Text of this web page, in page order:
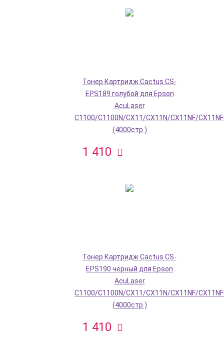
Тонер Картридж Cactus CS-
EPS189 голубой для Epson
AcuLaser
C1100/C1100N/CX11/CX11N/CX11NF/
(4000стр.)
1 410
Тонер Картридж Cactus CS-
EPS190 черный для Epson
AcuLaser
C1100/C1100N/CX11/CX11N/CX11NF/
(4000стр.)
1 410